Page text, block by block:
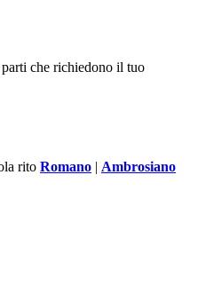
che richiedono il tuo
rito Romano | Ambrosiano